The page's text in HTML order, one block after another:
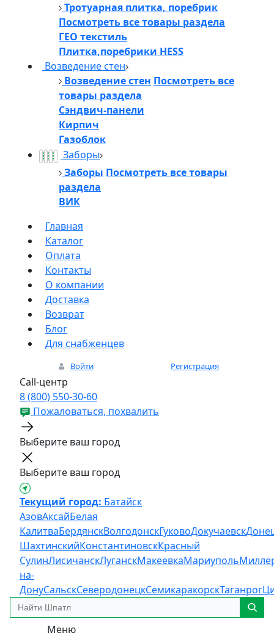
Тротуарная плитка, поребрик
Посмотреть все товары раздела
ГЕО текстиль
Плитка,поребрики HESS
Возведение стен
Возведение стен Посмотреть все
товары раздела
Сэндвич-панели
Кирпич
Газоблок
Заборы
Заборы Посмотреть все товары
раздела
ВИК
Главная
Каталог
Оплата
Контакты
О компании
Доставка
Возврат
Блог
Для снабженцев
Войти Регистрация
Call-центр
8 (800) 550-30-60
Пожаловаться, похвалить
Выберите ваш город
Выберите ваш город
Текущий город: Батайск
АзовАксайБелая
КалитваБердянскВолгодонскГуковоДокучаевск
ШахтинскийКонстантиновскКрасный
СулинЛисичанскЛуганскМакеевкаМариуполь
на-
ДонуСальскСеверодонецкСемикаракорскТаганрог
Меню